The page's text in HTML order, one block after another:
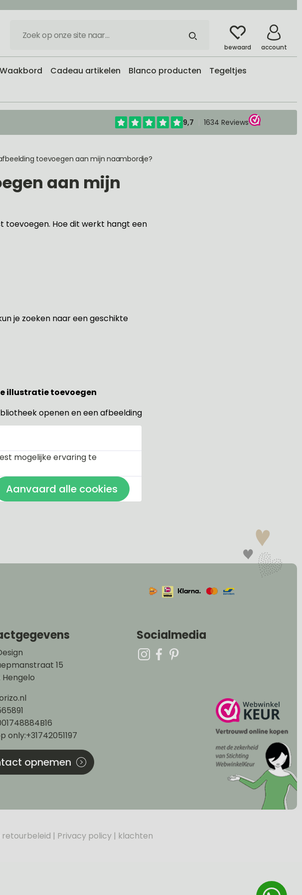
bewaard account
Waakbord Cadeau artikelen Blanco producten
Tegeltjes
toevoegen aan mijn naambordje?
aan mijn
toevoegen. Hoe dit werkt hangt een
je zoeken naar een geschikte
illustratie toevoegen
openen en een afbeelding
afbeelding toevoegen die perfect
15
Hengelo
only:+31742051197
opnemen
Socialmedia
retourbeleid Privacy policy klachten
mogelijke ervaring te
Aanvaard alle cookies